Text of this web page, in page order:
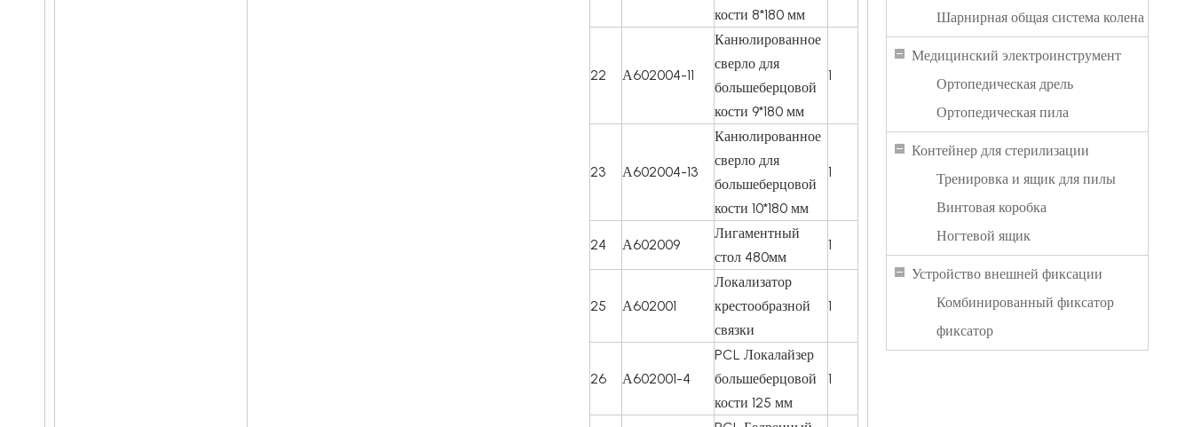
кости 8*180 мм
22 А602004-11
Канюлированное
сверло для
большеберцовой
кости 9*180 мм
1
23 А602004-13
Канюлированное
сверло для
большеберцовой
кости 10*180 мм
1
24 А602009
Лигаментный
стол 480мм
1
25 А602001
Локализатор
крестообразной
связки
1
26 А602001-4
PCL Локалайзер
большеберцовой
кости 125 мм
1
Шарнирная общая система колена
Медицинский электроинструмент
Ортопедическая дрель
Ортопедическая пила
Контейнер для стерилизации
Тренировка и ящик для пилы
Винтовая коробка
Ногтевой ящик
Устройство внешней фиксации
Комбинированный фиксатор
фиксатор